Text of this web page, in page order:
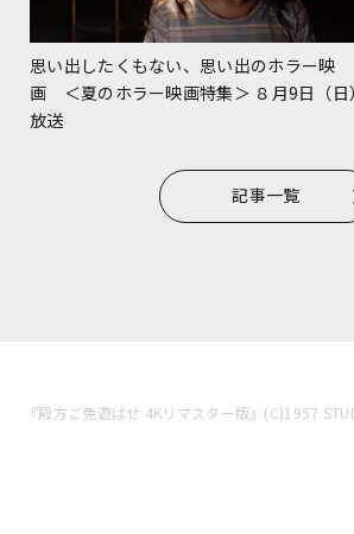
思い出したくもない、思い出のホラー映
画 ＜夏のホラー映画特集＞ ８月9日（日）
放送
記事一覧
『殿方ご免遊ばせ 4Kリマスター版』(C)1957